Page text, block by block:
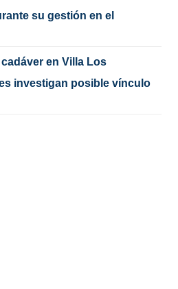
su gestión en el
en Villa Los
investigan posible vínculo